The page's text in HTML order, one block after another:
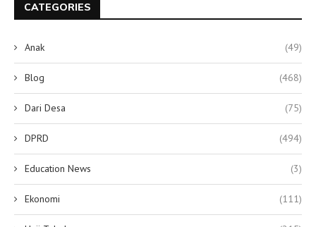
CATEGORIES
Anak (49)
Blog (468)
Dari Desa (75)
DPRD (494)
Education News (3)
Ekonomi (111)